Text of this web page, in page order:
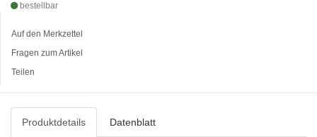
bestellbar
Auf den Merkzettel
Fragen zum Artikel
Teilen
Produktdetails Datenblatt